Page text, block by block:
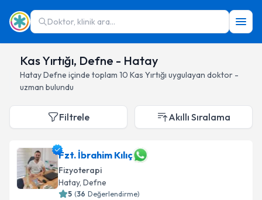
Doktor, klinik ara...
Kas Yırtığı, Defne - Hatay
HatayDefne içinde toplam 10 Kas Yırtığı uygulayan doktor -
uzman bulundu
Filtrele Akıllı Sıralama
Fzt. İbrahim Kılıç
Fizyoterapi
Hatay, Defne
5 (36 Değerlendirme)